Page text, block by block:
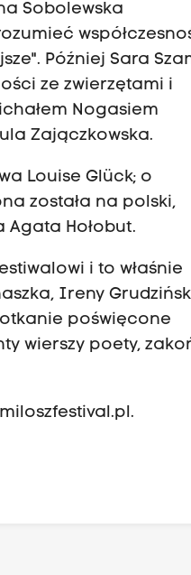
Sobolewska
Później Sara
ze zwierzętami i
Nogasiem
Zajączkowska.
Louise Glück; o
została na polski,
Hołobut.
i to właśnie
Ireny
poświęcone
wierszy poety,
.